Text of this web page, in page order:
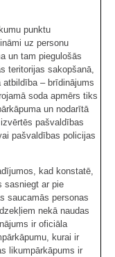
punktu
uz personu
un tam piegulošās
teritorijas sakopšanā,
– brīdinājums
soda apmērs tiks
un nodarītā
pašvaldības
pašvaldības policijas
kad konstatē,
sasniegt ar pie
saucamās personas
nekā naudas
ir oficiāla
kurai ir
likumpārkāpums ir